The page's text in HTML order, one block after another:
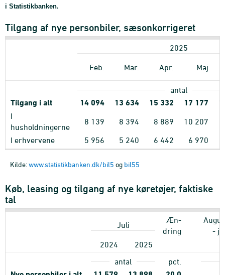
i Statistikbanken.
Tilgang af nye personbiler, sæsonkorrigeret
2025
Feb. Mar. Apr. Maj
antal
Tilgang i alt 14 094 13 634 15 332 17 177
I
husholdningerne
8 139 8 394 8 889 10 207
I erhvervene 5 956 5 240 6 442 6 970
Kilde:www.statistikbanken.dk/bil5 og bil55
Køb, leasing og tilgang af nye køretøjer, faktiske
tal
Juli
Æn-
dring
-
2024
2025
antal
pct.